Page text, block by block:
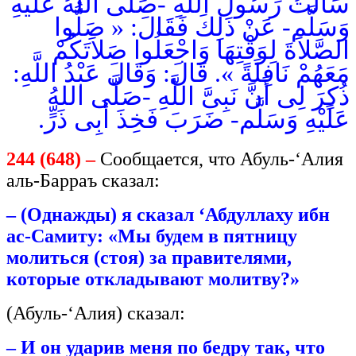
وَسَلَّم- عَنْ ذَلِكَ فَقَالَ: « صَلُّوا
الصَّلاَةَ لِوَقْتِهَا وَاجْعَلُوا صَلاَتَكُمْ
مَعَهُمْ نَافِلَةً ». قَالَ: وَقَالَ عَبْدُ اللَّهِ:
ذُكِرَ لِى أَنَّ نَبِىَّ اللَّهِ -صَلَّى اللهُ
عَلَيْهِ وَسَلَّم- ضَرَبَ فَخِذَ أَبِى ذَرٍّ.
244 (648) – Сообщается, что Абуль-‘Алия
аль-Барраъ сказал:
– (Однажды) я сказал ‘Абдуллаху ибн
ас-Самиту: «Мы будем в пятницу
молиться (стоя) за правителями,
которые откладывают молитву?»
(Абуль-‘Алия) сказал:
– И он ударив меня по бедру так, что